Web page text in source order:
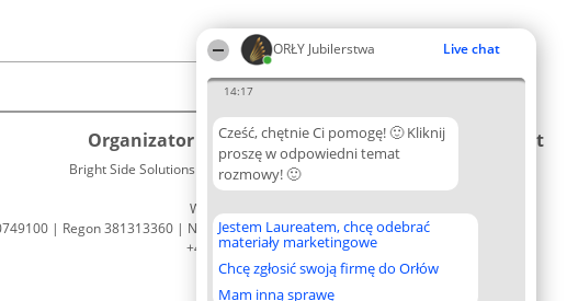
ORŁY Jubilerstwa Live chat
14:17
Cześć, chętnie Ci pomogę! 🙂 Kliknij
proszę w odpowiedni temat
rozmowy! 🙂
Jestem Laureatem, chcę odebrać
materiały marketingowe
Chcę zgłosić swoją firmę do Orłów
Mam inną sprawę
Organizator plebiscytu
Bright Side Solutions sp. z o. o. sp. k.
ul. Ruska 22
Wrocław 50-079
| Regon 381313360 | NIP 8943132676
+48 508 492 400
Plebiscyt
Lista
Laureatów
Zasady
Regulamin
Kontakt